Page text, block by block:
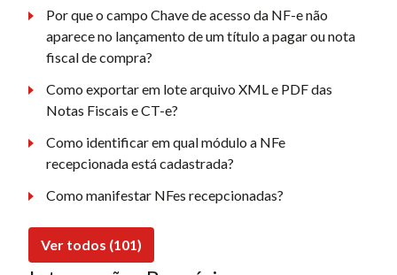
Por que o campo Chave de acesso da NF-e não
aparece no lançamento de um título a pagar ou nota
fiscal de compra?
Como exportar em lote arquivo XML e PDF das
Notas Fiscais e CT-e?
Como identificar em qual módulo a NFe
recepcionada está cadastrada?
Como manifestar NFes recepcionadas?
Ver todos (101)